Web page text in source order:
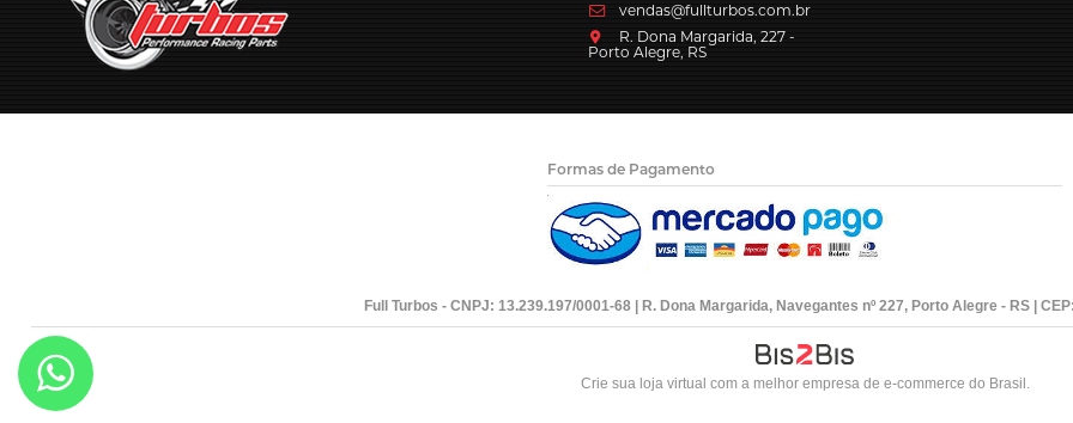
vendas@fullturbos.com.br
R. Dona Margarida, 227 -
Porto Alegre, RS
Formas de Pagamento
Full Turbos - CNPJ: 13.239.197/0001-68 | R. Dona Margarida, Navegantes nº 227, Porto Alegre - RS |
Crie sua loja virtual com a melhor empresa de e-commerce do Brasil.